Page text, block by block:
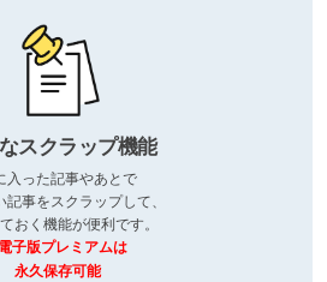
スクラップ機能
入った記事やあとで
記事をスクラップして、
おく機能が便利です。
子版プレミアムは
永久保存可能